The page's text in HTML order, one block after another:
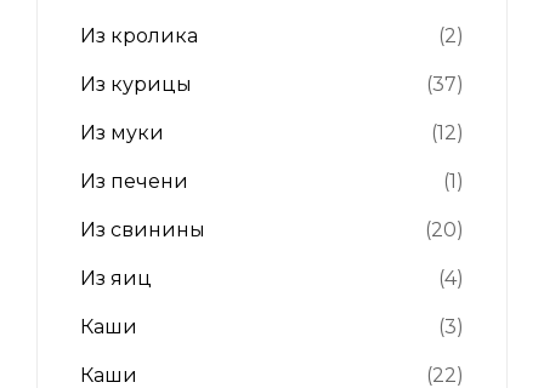
Из кролика (2)
Из курицы (37)
Из муки (12)
Из печени (1)
Из свинины (20)
Из яиц (4)
Каши (3)
Каши (22)